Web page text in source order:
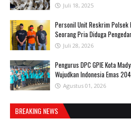
Juli 18, 2025
Personil Unit Reskrim Polsek
Seorang Pria Diduga
Juli 28, 2026
Pengurus DPC GPIE Kota
Wujudkan Indonesia Emas
Agustus 01, 2026
BREAKING NEWS